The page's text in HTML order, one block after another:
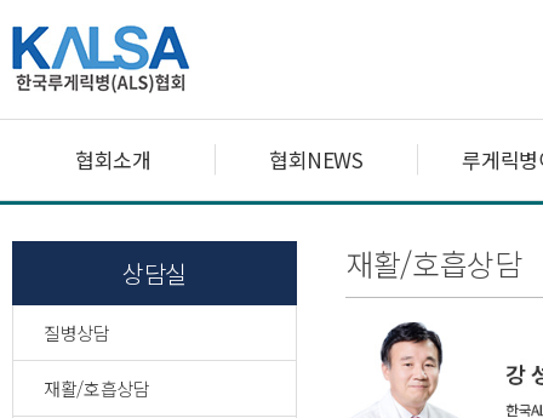
협회소개 협회NEWS 루게릭
상담실
질병상담
재활/호흡상담
재활/호흡상담